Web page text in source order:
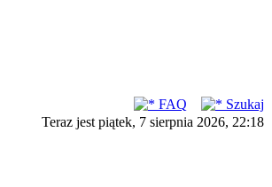
FAQ
Szukaj
Teraz jest piątek, 7 sierpnia 2026, 22:18